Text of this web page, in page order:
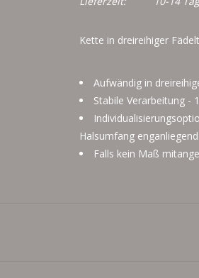
Kette in dreireihiger
Aufwändig in
Stabile Verarbeitung -
Halsumfang
Falls kein Maß